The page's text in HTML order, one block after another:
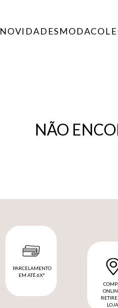
NOVIDADESMODA
NÃO
PARCELAMENTO
EM ATÉ 6X*